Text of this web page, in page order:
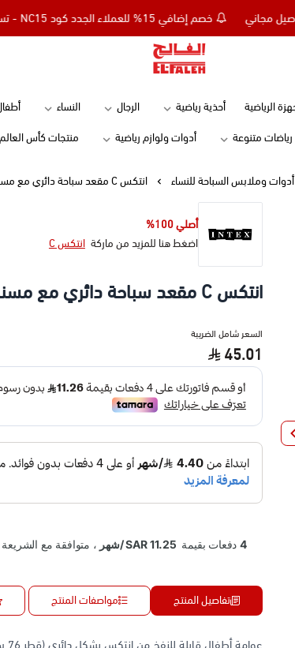
خصم إضافي 15% للعملاء الجدد كود NC15 - تسوق بقيمة 299 ريال وأحصل على توصيل مجاني
الرياضية أحذية رياضية الرجال النساء أطفال
رياضات متنوعة أدوات ولوازم رياضية منتجات كأس العالم
أدوات وملابس السباحة للنساء انتكس C مقعد سباحة دائري مع مسند للظهر - 76 سم - أصفر وأخضر
أصلي 100%
اضغط هنا للمزيد من ماركة انتكس C
انتكس C مقعد سباحة دائري مع مسند للظهر - 76 سم - أصفر وأخضر
السعر شامل الضريبة
45.01
تفاصيل المنتج مواصفات المنتج